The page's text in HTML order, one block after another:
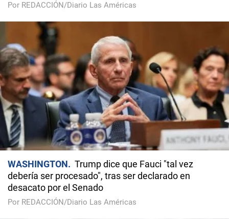
Por REDACCIÓN/Diario Las Américas
WASHINGTON
Trump dice que Fauci "tal vez
debería ser procesado", tras ser declarado en
desacato por el Senado
Por REDACCIÓN/Diario Las Américas